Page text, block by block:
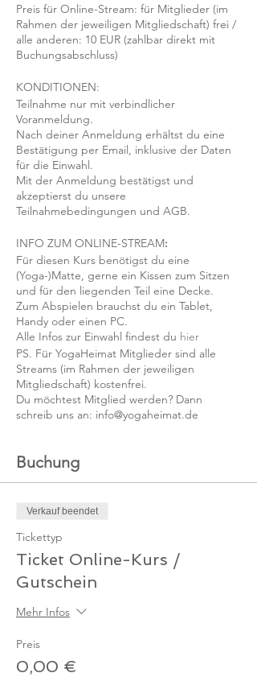
Preis für Online-Stream: für Mitglieder (im
Rahmen der jeweiligen Mitgliedschaft) frei /
alle anderen: 10 EUR (zahlbar direkt mit
Buchungsabschluss)
KONDITIONEN:
Teilnahme nur mit verbindlicher
Voranmeldung.
Nach deiner Anmeldung erhältst du eine
Bestätigung per Email, inklusive der Daten
für die Einwahl.
Mit der Anmeldung bestätigst und
akzeptierst du unsere
Teilnahmebedingungen und AGB.
INFO ZUM ONLINE-STREAM:
Für diesen Kurs benötigst du eine
(Yoga-)Matte, gerne ein Kissen zum Sitzen
und für den liegenden Teil eine Decke.
Zum Abspielen brauchst du ein Tablet,
Handy oder einen PC.
Alle Infos zur Einwahl findest du hier
PS. Für YogaHeimat Mitglieder sind alle
Streams (im Rahmen der jeweiligen
Mitgliedschaft) kostenfrei.
Du möchtest Mitglied werden? Dann
schreib uns an: info@yogaheimat.de
Buchung
Verkauf beendet
Tickettyp
Ticket Online-Kurs /
Gutschein
Mehr Infos
Preis
0,00 €